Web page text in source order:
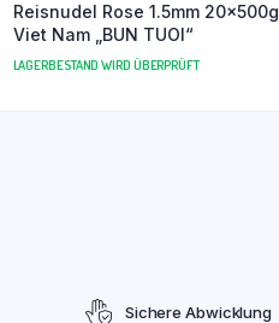
Reisnudel Rose 1.5mm 20x500g
Viet Nam „BUN TUOI“
LAGERBESTAND WIRD ÜBERPRÜFT
Sichere Abwicklung